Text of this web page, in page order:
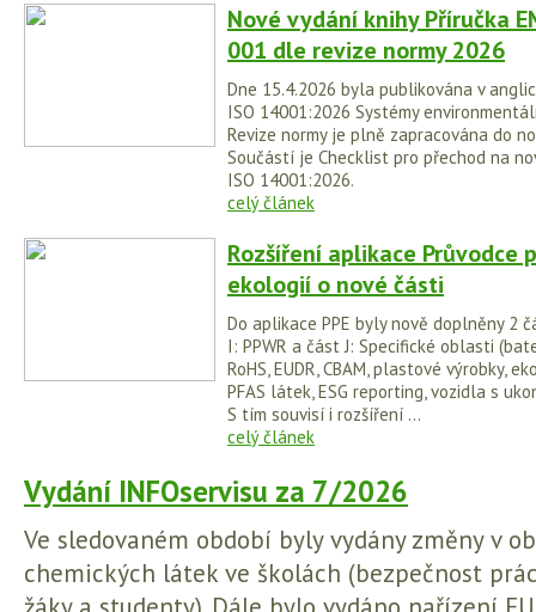
Nové vydání knihy Příručka
001 dle revize normy 2026
Dne 15.4.2026 byla publikována v
ISO 14001:2026 Systémy
Revize normy je plně zapracována do
Součástí je Checklist pro přechod na
ISO 14001:2026.
celý článek
Rozšíření aplikace Průvodce
ekologií o nové části
Do aplikace PPE byly nově doplněny 2
I: PPWR a část J: Specifické oblasti
RoHS, EUDR, CBAM, plastové výrobky,
PFAS látek, ESG reporting, vozidla s
S tím souvisí i rozšíření ...
celý článek
Vydání INFOservisu za 7/2026
Ve sledovaném období byly vydány změny v
chemických látek ve školách (bezpečnost